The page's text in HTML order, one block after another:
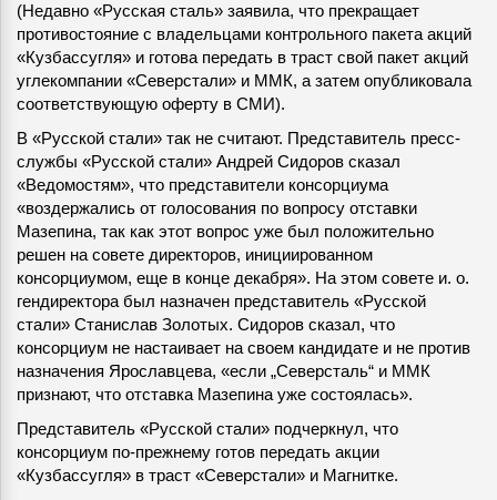
(Недавно «Русская сталь» заявила, что прекращает
противостояние с владельцами контрольного пакета акций
«Кузбассугля» и готова передать в траст свой пакет акций
углекомпании «Северстали» и ММК, а затем опубликовала
соответствующую оферту в СМИ).
В «Русской стали» так не считают. Представитель пресс-
службы «Русской стали» Андрей Сидоров сказал
«Ведомостям», что представители консорциума
«воздержались от голосования по вопросу отставки
Мазепина, так как этот вопрос уже был положительно
решен на совете директоров, инициированном
консорциумом, еще в конце декабря». На этом совете и. о.
гендиректора был назначен представитель «Русской
стали» Станислав Золотых. Сидоров сказал, что
консорциум не настаивает на своем кандидате и не против
назначения Ярославцева, «если „Северсталь“ и ММК
признают, что отставка Мазепина уже состоялась».
Представитель «Русской стали» подчеркнул, что
консорциум по-прежнему готов передать акции
«Кузбассугля» в траст «Северстали» и Магнитке.